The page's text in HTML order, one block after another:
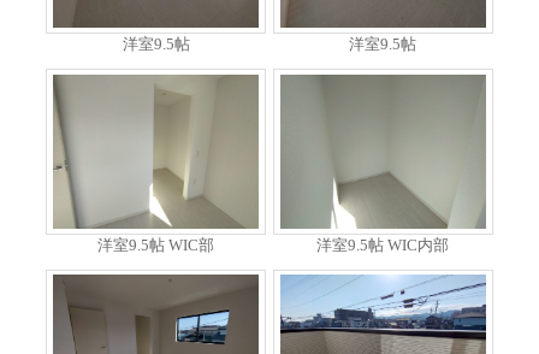
洋室9.5帖 洋室9.5帖
洋室9.5帖 WIC部 洋室9.5帖 WIC内部